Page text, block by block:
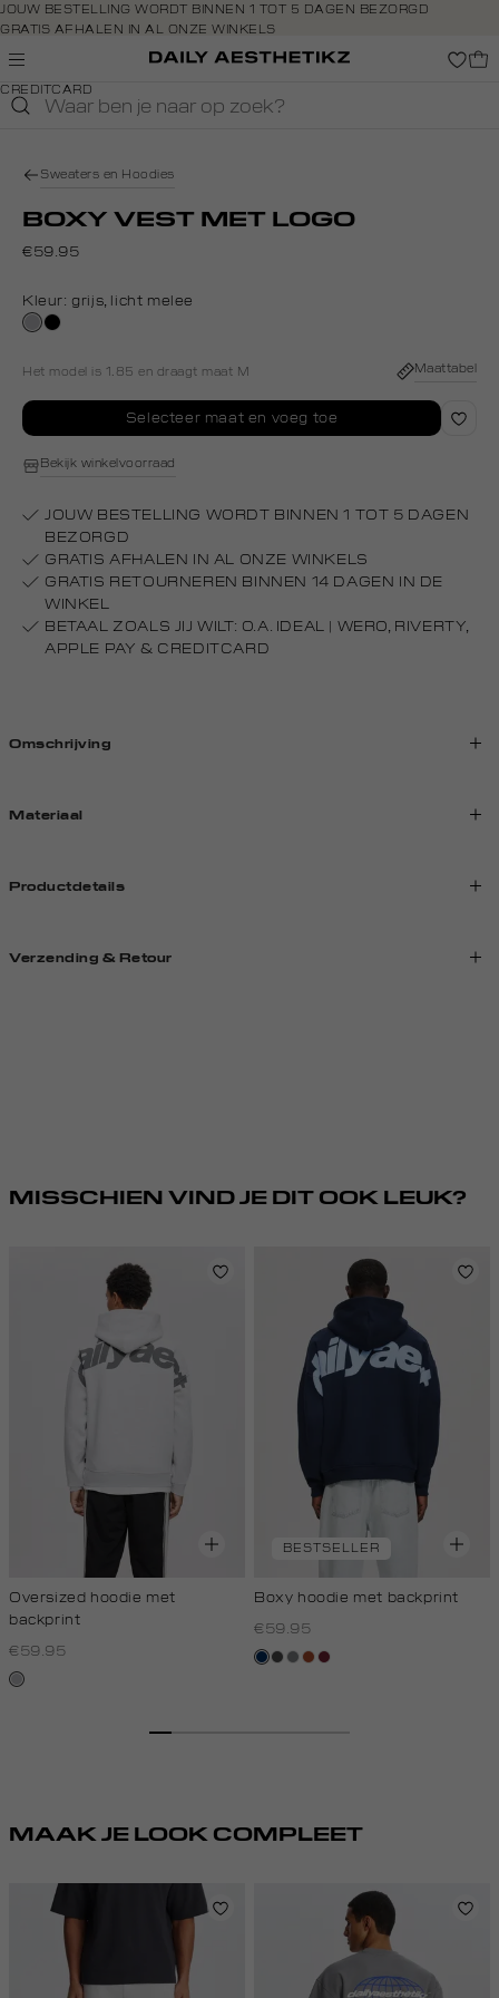
Navigeer
direct naar
de
Open de
direct
footer
JOUW BESTELLING WORDT BINNEN 1 TOT 5 DAGEN BEZORGD
GRATIS AFHALEN IN AL ONZE WINKELS
GRATIS RETOURNEREN BINNEN 14 DAGEN IN DE WINKEL
BETAAL ZOALS JIJ WILT: O.A. IDEAL, RIVERTY, APPLE PAY &
CREDITCARD
Sweaters en Hoodies
BOXY VEST MET LOGO
€59.95
Kleur: grijs, licht melee
grijs,
melee
zwart
Het model is 1.85 en draagt maat M Maattabel
Selecteer maat en voeg toe
Bekijk winkelvoorraad
JOUW BESTELLING WORDT BINNEN 1 TOT 5 DAGEN
BEZORGD
GRATIS AFHALEN IN AL ONZE WINKELS
GRATIS RETOURNEREN BINNEN 14 DAGEN IN DE
WINKEL
BETAAL ZOALS JIJ WILT: O.A. IDEAL | WERO, RIVERTY,
APPLE PAY & CREDITCARD
Omschrijving
Materiaal
Productdetails
Verzending & Retour
MISSCHIEN VIND JE DIT OOK LEUK?
Oversized hoodie met
backprint
€59.95
grijs,
BESTSELLER
Boxy hoodie met backprint
€59.95
donkerblauw
donkergrijs
middengrijs
bruinbordeaux
MAAK JE LOOK COMPLEET